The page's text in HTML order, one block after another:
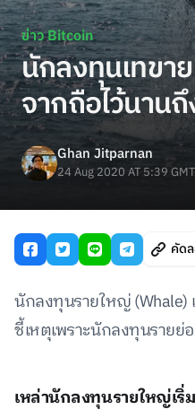
ข่าว Bitcoin
นักลงทุนเทขา
จากถือไว้นาน
Ghan Jitparnan
24 Aug 2020 AT 5:39
คัด
นักลงทุนรายใหญ่ (Whale)
ชี้เหตุเพราะนักลงทุนราย
เหล่านักลงทุนรายใหญ่เริ่